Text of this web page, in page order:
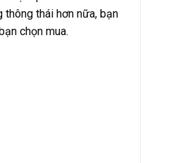
thông thái hơn nữa, bạn
chọn mua.